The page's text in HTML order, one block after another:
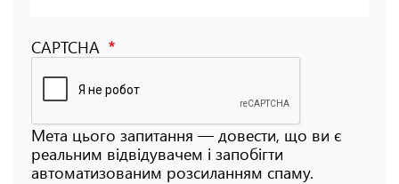
CAPTCHA
Мета цього запитання — довести, що ви є
реальним відвідувачем і запобігти
автоматизованим розсиланням спаму.